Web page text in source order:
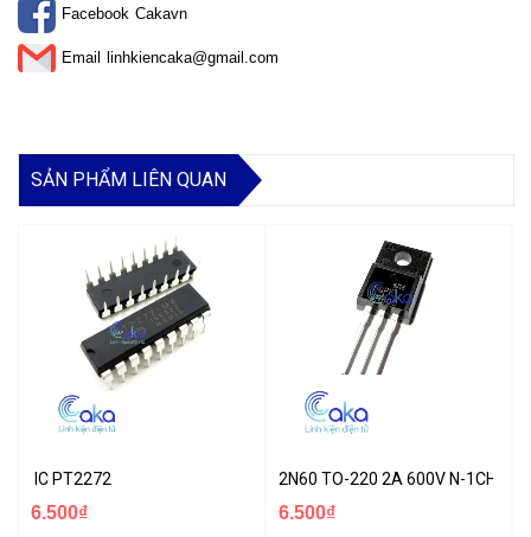
Facebook Cakavn
Email linhkiencaka@gmail.com
SẢN PHẨM LIÊN QUAN
IC PT2272
6.500₫
2N60 TO-220 2A 600V N-1CH
6.500₫